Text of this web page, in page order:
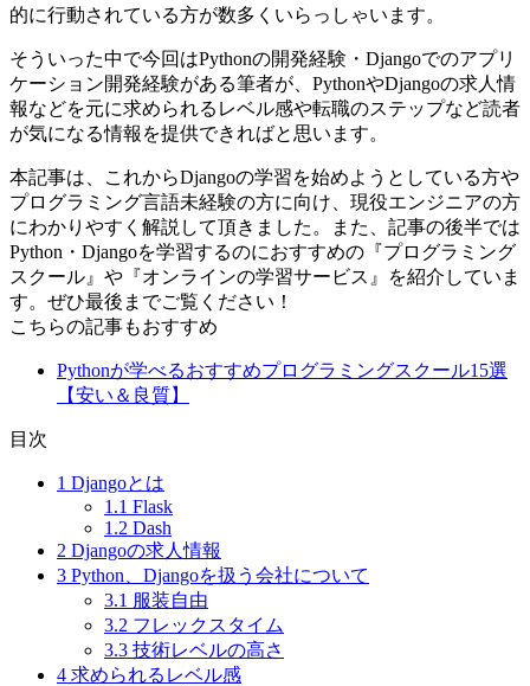
的に行動されている方が数多くいらっしゃいます。
そういった中で今回はPythonの開発経験・Djangoでのアプリ
ケーション開発経験がある筆者が、PythonやDjangoの求人情
報などを元に求められるレベル感や転職のステップなど読者
が気になる情報を提供できればと思います。
本記事は、これからDjangoの学習を始めようとしている方や
プログラミング言語未経験の方に向け、現役エンジニアの方
にわかりやすく解説して頂きました。また、記事の後半では
Python・Djangoを学習するのにおすすめの『プログラミング
スクール』や『オンラインの学習サービス』を紹介していま
す。ぜひ最後までご覧ください！
こちらの記事もおすすめ
Pythonが学べるおすすめプログラミングスクール15選
【安い＆良質】
目次
1 Djangoとは
1.1 Flask
1.2 Dash
2 Djangoの求人情報
3 Python、Djangoを扱う会社について
3.1 服装自由
3.2 フレックスタイム
3.3 技術レベルの高さ
4 求められるレベル感